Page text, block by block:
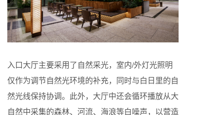
入口大厅主要采用了自然采光，室内/外灯光照明
仅作为调节自然光环境的补充，同时与白日里的自
然光线保持协调。此外，大厅中还会循环播放从大
自然中采集的森林、河流、海浪等白噪声，以营造